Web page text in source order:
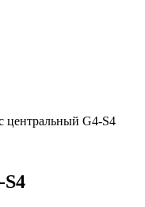
центральный G4-S4